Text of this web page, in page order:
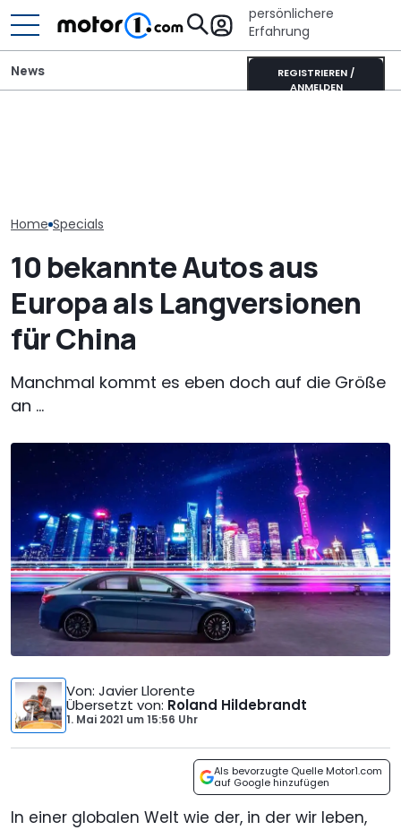
persönlichere
Erfahrung
REGISTRIEREN /
ANMELDEN
News
Home Specials
10 bekannte Autos aus
Europa als Langversionen
für China
Manchmal kommt es eben doch auf die Größe
an ...
Von: Javier Llorente
Übersetzt von: Roland Hildebrandt
1. Mai 2021 um15:56 Uhr
Als bevorzugte Quelle Motor1.com
auf Google hinzufügen
In einer globalen Welt wie der, in der wir leben,